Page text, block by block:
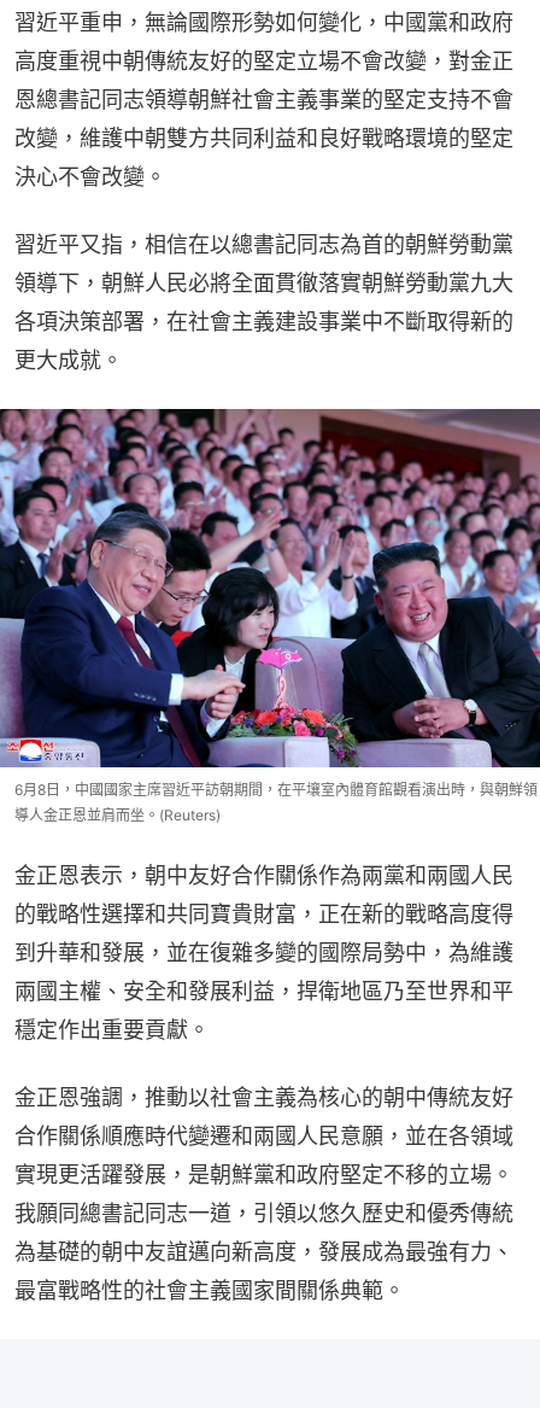
習近平重申，無論國際形勢如何變化，中國黨和政府
高度重視中朝傳統友好的堅定立場不會改變，對金正
恩總書記同志領導朝鮮社會主義事業的堅定支持不會
改變，維護中朝雙方共同利益和良好戰略環境的堅定
決心不會改變。
習近平又指，相信在以總書記同志為首的朝鮮勞動黨
領導下，朝鮮人民必將全面貫徹落實朝鮮勞動黨九大
各項決策部署，在社會主義建設事業中不斷取得新的
更大成就。
6月8日，中國國家主席習近平訪朝期間，在平壤室內體育館觀看演出時，與朝鮮領
導人金正恩並肩而坐。(Reuters)
金正恩表示，朝中友好合作關係作為兩黨和兩國人民
的戰略性選擇和共同寶貴財富，正在新的戰略高度得
到升華和發展，並在復雜多變的國際局勢中，為維護
兩國主權、安全和發展利益，捍衛地區乃至世界和平
穩定作出重要貢獻。
金正恩強調，推動以社會主義為核心的朝中傳統友好
合作關係順應時代變遷和兩國人民意願，並在各領域
實現更活躍發展，是朝鮮黨和政府堅定不移的立場。
我願同總書記同志一道，引領以悠久歷史和優秀傳統
為基礎的朝中友誼邁向新高度，發展成為最強有力、
最富戰略性的社會主義國家間關係典範。